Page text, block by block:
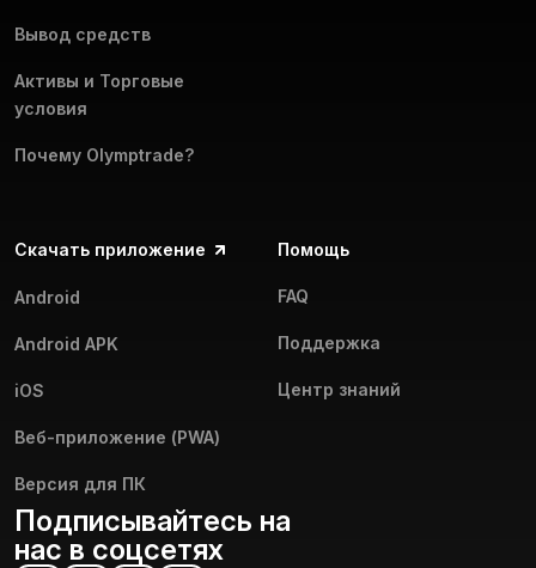
Вывод средств
Активы и Торговые
условия
Почему Olymptrade?
Скачать приложение
Android
Android APK
iOS
Веб-приложение (PWA)
Версия для ПК
Помощь
FAQ
Поддержка
Центр знаний
Подписывайтесь на
нас в соцсетях